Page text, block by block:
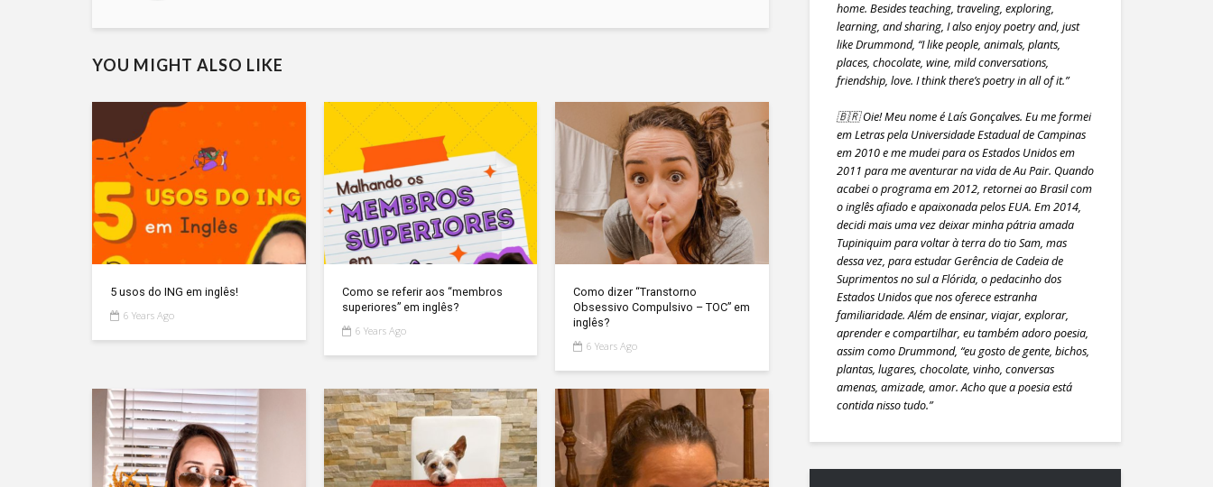
YOU MIGHT ALSO LIKE
5 usos do ING em inglês!
6 Years Ago
Como se referir aos “membros
superiores” em inglês?
6 Years Ago
Como dizer “Transtorno
Obsessivo Compulsivo – TOC” em
inglês?
6 Years Ago
home. Besides teaching, traveling, exploring,
learning, and sharing, I also enjoy poetry and, just
like Drummond, “I like people, animals, plants,
places, chocolate, wine, mild conversations,
friendship, love. I think there’s poetry in all of it.”
🇧🇷 Oie! Meu nome é Laís Gonçalves. Eu me formei
em Letras pela Universidade Estadual de Campinas
em 2010 e me mudei para os Estados Unidos em
2011 para me aventurar na vida de Au Pair. Quando
acabei o programa em 2012, retornei ao Brasil com
o inglês afiado e apaixonada pelos EUA. Em 2014,
decidi mais uma vez deixar minha pátria amada
Tupiniquim para voltar à terra do tio Sam, mas
dessa vez, para estudar Gerência de Cadeia de
Suprimentos no sul a Flórida, o pedacinho dos
Estados Unidos que nos oferece estranha
familiaridade. Além de ensinar, viajar, explorar,
aprender e compartilhar, eu também adoro poesia,
assim como Drummond, “eu gosto de gente, bichos,
plantas, lugares, chocolate, vinho, conversas
amenas, amizade, amor. Acho que a poesia está
contida nisso tudo.”